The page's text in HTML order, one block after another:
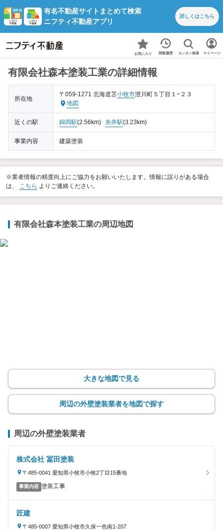
有名不動産サイトまとめて検索
ニフティ不動産アプリ
詳しくはこちら
お気に入り 閲覧履歴 カンタン検索 マイページ
有限会社森本塗装工業の詳細情報
所在地
〒059-1271 北海道苫小牧市澄川町５丁目１−２３
地図
近くの駅 錦岡駅(2.56km) 糸井駅(3.23km)
事業内容 建築塗装
※業者情報の精度向上にご協力をお願いいたします。情報に誤りがある場合
は、 こちら よりご連絡ください。
有限会社森本塗装工業の周辺地図
大きな地図で見る
周辺の外壁塗装業者を地図で探す
周辺の外壁塗装業者
株式会社 冨田塗装
〒485-0041 愛知県小牧市小牧2丁目15番地
事業内容 塗装工事
匠建
〒485-0007 愛知県小牧市久保一色南1-207